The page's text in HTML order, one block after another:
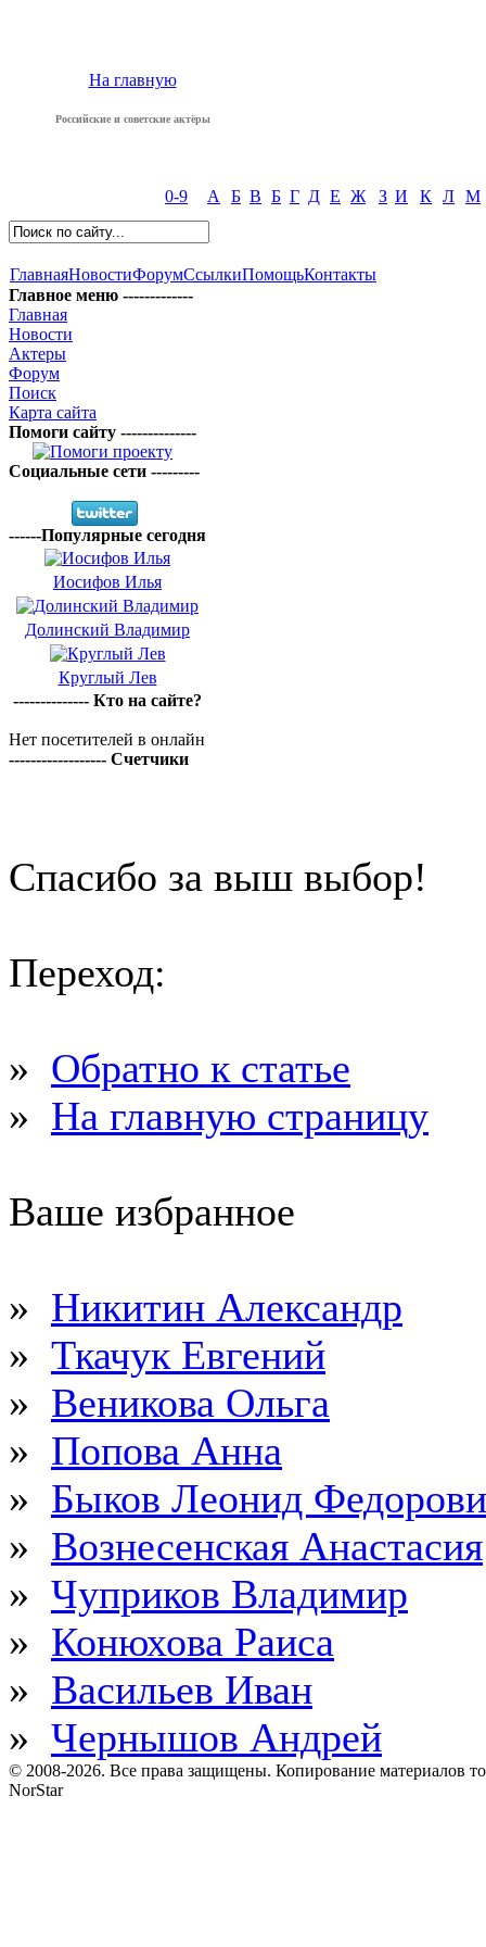
На главную
Российские и советские актёры
0-9 А Б В Б Г Д Е Ж З И К Л М
ГлавнаяНовостиФорумСсылкиПомощьКонтакты
Главное меню -------------
Главная
Новости
Актеры
Форум
Поиск
Карта сайта
Помоги сайту --------------
Социальные сети ---------
------Популярные сегодня
Иосифов Илья
Долинский Владимир
Круглый Лев
-------------- Кто на сайте?
Нет посетителей в онлайн
------------------ Счетчики
Спасибо за выш выбор!
Переход:
» Обратно к статье
» На главную страницу
Ваше избранное
» Никитин Александр
» Ткачук Евгений
» Веникова Ольга
» Попова Анна
» Быков Леонид
» Вознесенская Анастасия
» Чуприков Владимир
» Конюхова Раиса
» Васильев Иван
» Чернышов Андрей
© 2008-2026. Все права защищены. Копирование материалов
NorStar